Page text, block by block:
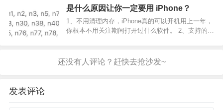
一定就比小模型有前途吗？榜单排名高的大模型一
定更有前途吗？2024年3月更新，243个大模型中
有…
是什么原因让你一定要用 iPhone？
1、不用清理内存，iPhone真的可以开机用上一年，
你根本不用关注期间打开过什么软件。 2、支持的频
都是问题，更不用说各种本土化的服务了。 3、…
发表评论